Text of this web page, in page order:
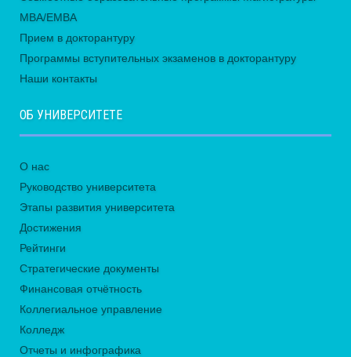
MBA/EMBA
Прием в докторантуру
Программы вступительных экзаменов в докторантуру
Наши контакты
ОБ УНИВЕРСИТЕТЕ
О нас
Руководство университета
Этапы развития университета
Достижения
Рейтинги
Стратегические документы
Финансовая отчётность
Коллегиальное управление
Колледж
Отчеты и инфографика